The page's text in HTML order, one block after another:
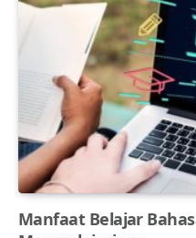
Manfaat Belajar